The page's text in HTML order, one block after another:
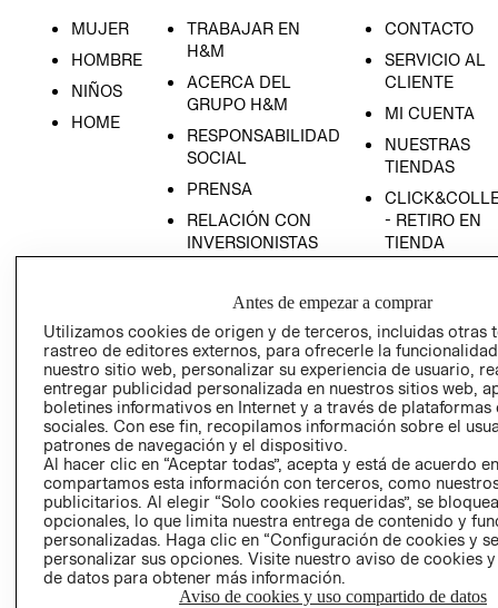
MUJER
HOMBRE
NIÑOS
HOME
TRABAJAR EN
H&M
ACERCA DEL
GRUPO H&M
RESPONSABILIDAD
SOCIAL
PRENSA
RELACIÓN CON
INVERSIONISTAS
EMPRESARIAL
CONTACTO
SERVICIO AL
CLIENTE
MI CUENTA
NUESTRAS
TIENDAS
- RETIRO EN
TIENDA
CONDICIONES
AVISO DE
PRIVACIDAD
GIFT CARD
AVISO DE
COOKIES
Chile ($)
Antes de empezar a comprar
Utilizamos cookies de origen y de terceros, incluidas otras
rastreo de editores externos, para ofrecerle la
nuestro sitio web, personalizar su experiencia de usuario,
entregar publicidad personalizada en nuestros sitios web,
boletines informativos en Internet y a través de plataformas
sociales. Con ese fin, recopilamos información sobre el
patrones de navegación y el dispositivo.
Al hacer clic en “Aceptar todas”, acepta y está de acuerdo
compartamos esta información con terceros, como
publicitarios. Al elegir “Solo cookies requeridas”, se
opcionales, lo que limita nuestra entrega de contenido y
personalizadas. Haga clic en “Configuración de cookies y
personalizar sus opciones. Visite nuestro aviso de cookies
de datos para obtener más información.
Aviso de cookies y uso compartido de datos